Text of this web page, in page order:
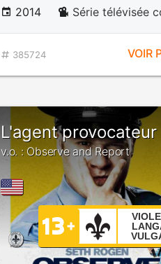
2014 Série télévisée
385724 VOIR
L'agent provocateur
v.o. : Observe and Report